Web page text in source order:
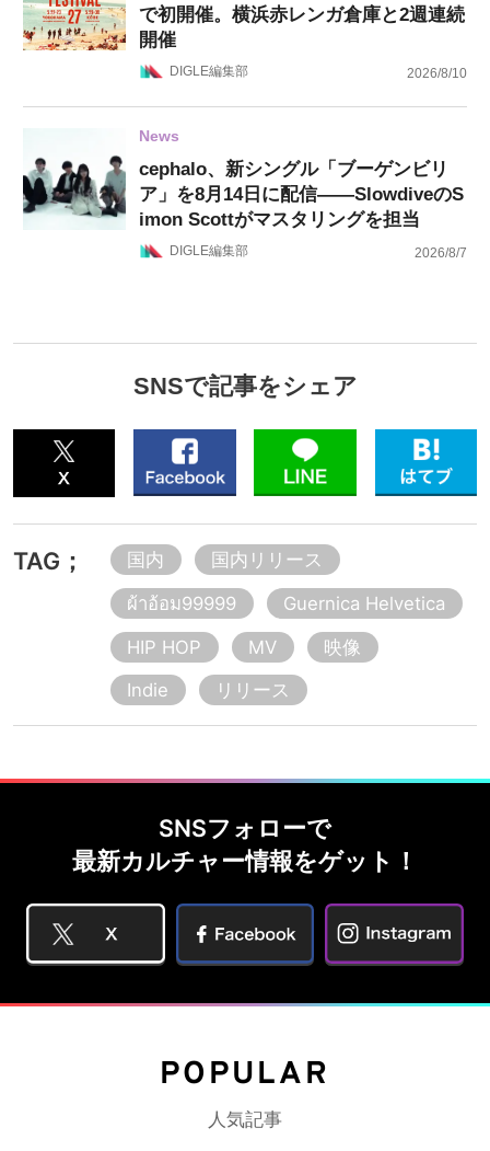
で初開催。横浜赤レンガ倉庫と2週連続
開催
DIGLE編集部 2026/8/10
News
cephalo、新シングル「ブーゲンビリ
ア」を8月14日に配信——SlowdiveのS
imon Scottがマスタリングを担当
DIGLE編集部 2026/8/7
SNSで記事をシェア
TAG； 国内
国内リリース
ผ้าอ้อม99999
Guernica Helvetica
HIP HOP
MV
映像
Indie
リリース
SNSフォローで
最新カルチャー情報をゲット！
POPULAR
人気記事